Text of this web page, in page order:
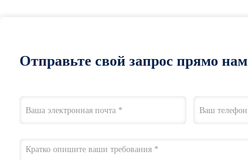
Отправьте свой запрос прямо нам